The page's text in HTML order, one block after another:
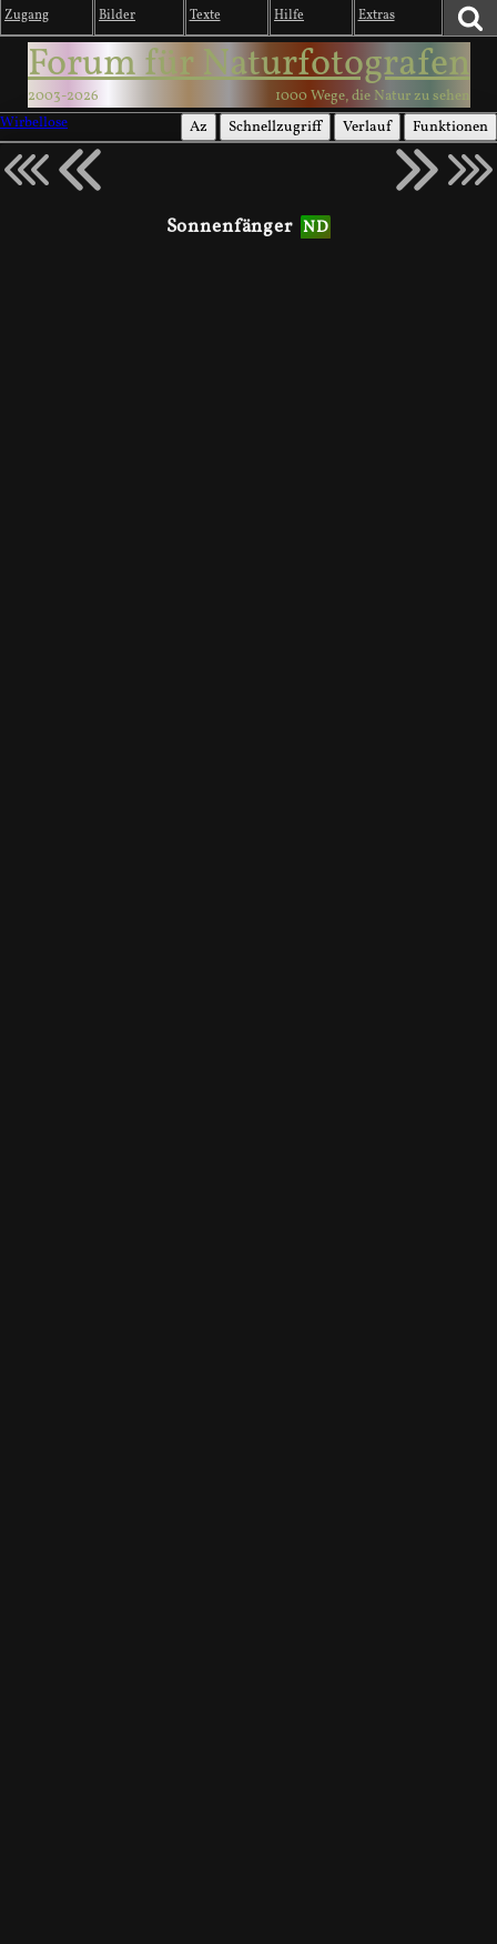
Zugang Bilder Texte Hilfe Extras
Forum für Naturfotografen
2003-2026
1000 Wege, die Natur zu sehen
Wirbellose
Az Schnellzugriff Verlauf Funktionen
Sonnenfänger